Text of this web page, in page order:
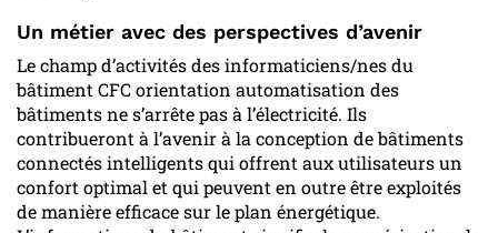
Un métier avec des perspectives d’avenir
Le champ d’activités des informaticiens/nes du
bâtiment CFC orientation automatisation des
bâtiments ne s’arrête pas à l’électricité. Ils
contribueront à l’avenir à la conception de bâtiments
connectés intelligents qui offrent aux utilisateurs un
confort optimal et qui peuvent en outre être exploités
de manière efficace sur le plan énergétique.